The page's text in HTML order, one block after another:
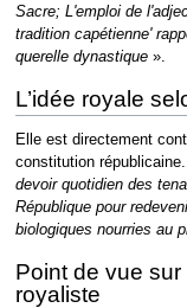
Sacre; L'emploi de
tradition capétienne'
querelle dynastique».
L’idée royale
Elle est directement
constitution
devoir quotidien des
République pour
biologiques nourries au
Point de vue
royaliste